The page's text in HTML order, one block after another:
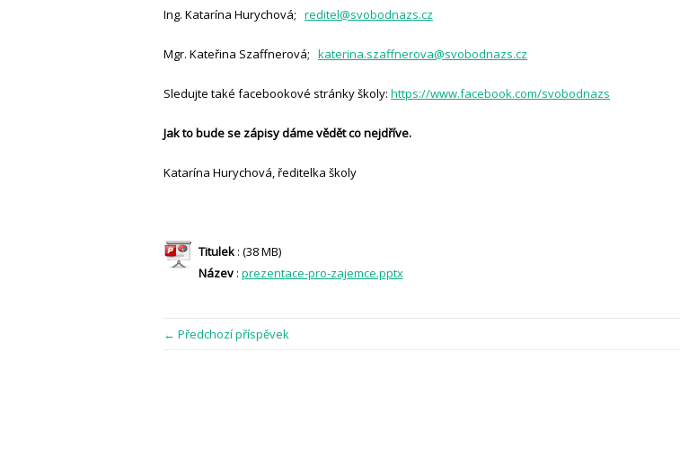
Ing. Katarína Hurychová; reditel@svobodnazs.cz
Mgr. Kateřina Szaffnerová; katerina.szaffnerova@svobodnazs.cz
Sledujte také facebookové stránky školy: https://www.facebook.com/svobodnazs
Jak to bude se zápisy dáme vědět co nejdříve.
Katarína Hurychová, ředitelka školy
Titulek: (38 MB)
Název: prezentace-pro-zajemce.pptx
← Předchozí příspěvek